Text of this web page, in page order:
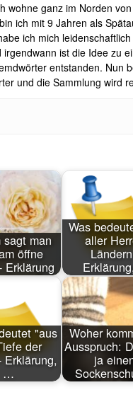
wohne ganz im Norden
ich mit 9 Jahren als
ich mich
ist die Idee zu
entstanden. Nun
und die Sammlung wird
sagt man
öffne
Erklärung
Was
aller
"aus
der
Erklärung,
…
Woher
Ausspruch:
ja